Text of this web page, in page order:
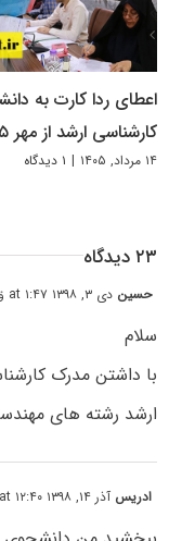
اعطای ردا کارت به
کارشناسی ارشد از مهر ۱۴۰۵
۱۴ مرداد, ۱۴۰۵ | ۱ دیدگاه
۲۳ دیدگاه
حسین دی ۳, ۱۳۹۸ at ۱:۴۷ ق٫ظ
سلام
با داشتن مدرک
ارشد رشته های
ادریس آذر ۱۴, ۱۳۹۸ at ۱۲:۴۰ ب٫ظ